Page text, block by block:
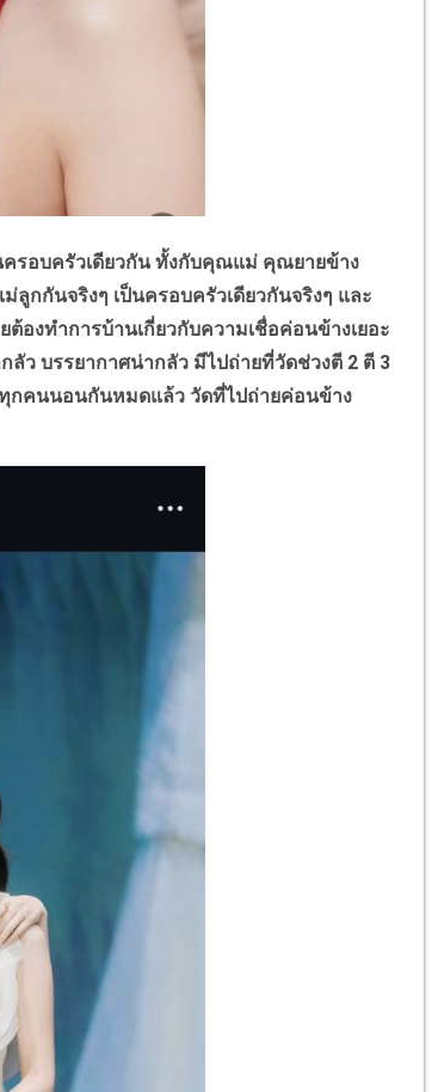
รอบครัวเดียวกัน ทั้งกับคุณแม่ คุณยายข้าง
กกันจริงๆ เป็นครอบครัวเดียวกันจริงๆ และ
ต้องทำการบ้านเกี่ยวกับความเชื่อค่อนข้างเยอะ
ลัว บรรยากาศน่ากลัว มีไปถ่ายที่วัดช่วงตี 2 ตี 3
ทุกคนนอนกันหมดแล้ว วัดที่ไปถ่ายค่อนข้าง